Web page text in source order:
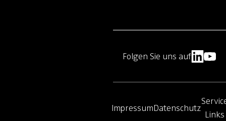
ImpressumDatenschutz
Links
Folgen Sie uns auf